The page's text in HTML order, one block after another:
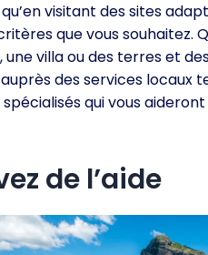
visitant des sites
que vous souhaitez.
villa ou des terres et
des services locaux
qui vous
de l’aide